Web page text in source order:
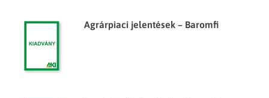
Agrárpiaci jelentések – Baromfi